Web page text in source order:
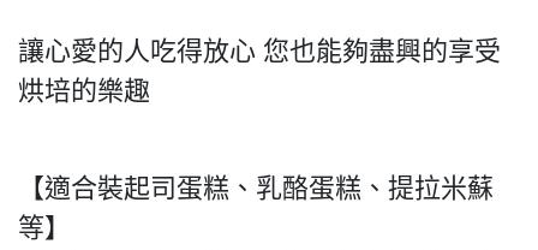
讓心愛的人吃得放心 您也能夠盡興的享受
烘培的樂趣
【適合裝起司蛋糕、乳酪蛋糕、提拉米蘇
等】